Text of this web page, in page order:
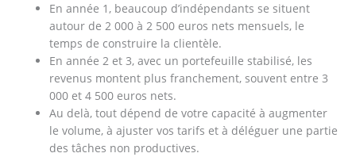
En année 1, beaucoup d’indépendants se situent
autour de 2 000 à 2 500 euros nets mensuels, le
temps de construire la clientèle.
En année 2 et 3, avec un portefeuille stabilisé, les
revenus montent plus franchement, souvent entre 3
000 et 4 500 euros nets.
Au delà, tout dépend de votre capacité à augmenter
le volume, à ajuster vos tarifs et à déléguer une partie
des tâches non productives.